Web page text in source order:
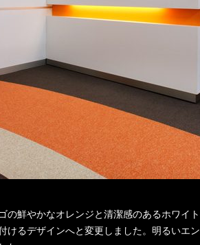
鮮やかなオレンジと清潔感のあるホワイ
けるデザインへと変更しました。明るいエ